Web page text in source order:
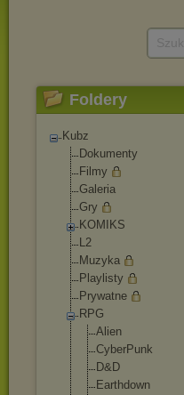
Foldery
Kubz
Dokumenty
Filmy
Galeria
Gry
KOMIKS
L2
Muzyka
Playlisty
Prywatne
RPG
Alien
CyberPunk
D&D
Earthdown